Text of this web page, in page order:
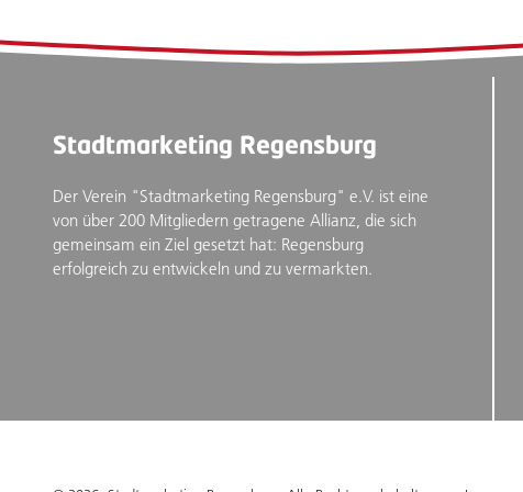
Stadtmarketing Regensburg
Der Verein "Stadtmarketing Regensburg" e.V. ist eine
von über 200 Mitgliedern getragene Allianz, die sich
gemeinsam ein Ziel gesetzt hat: Regensburg
erfolgreich zu entwickeln und zu vermarkten.